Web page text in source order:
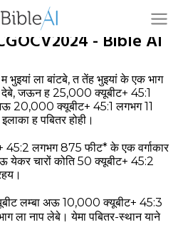
- Bible AI
भुइयां ला बांटबे, त तेंह भुइयां के एक भाग
देबे, जऊन ह 25,000 क्यूबीट+ 45:1
20,000 क्यूबीट+ 45:1 लगभग 11
ह पबितर होही।
45:2 लगभग 875 फीट* के एक वर्गाकार
येकर चारों कोति 50 क्यूबीट+ 45:2
लम्बा अऊ 10,000 क्यूबीट+ 45:3
ला नाप लेबे। येमा पबितर-स्थान याने